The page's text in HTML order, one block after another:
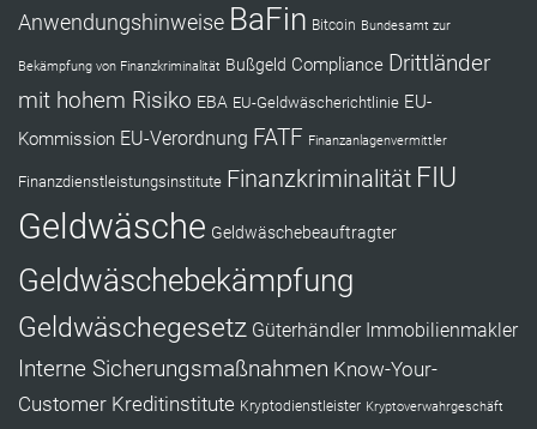
Anwendungshinweise BaFin Bitcoin Bundesamt zur
Bekämpfung von Finanzkriminalität Bußgeld Compliance Drittländer
mit hohem Risiko EBA EU-Geldwäscherichtlinie EU-
Kommission EU-Verordnung FATF Finanzanlagenvermittler
Finanzdienstleistungsinstitute Finanzkriminalität FIU
Geldwäsche Geldwäschebeauftragter
Geldwäschebekämpfung
Geldwäschegesetz Güterhändler Immobilienmakler
Interne Sicherungsmaßnahmen Know-Your-
Customer Kreditinstitute Kryptodienstleister Kryptoverwahrgeschäft